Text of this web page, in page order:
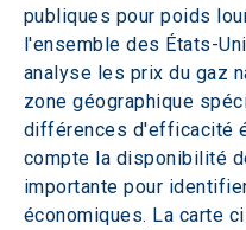
publiques pour poids
l'ensemble des États-
analyse les prix du gaz
zone géographique
différences d'efficacité
compte la disponibilité
importante pour
économiques. La carte